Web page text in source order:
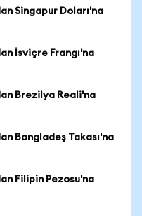
Singapur Doları'na
İsviçre Frangı'na
Brezilya Reali'na
Bangladeş Takası'na
Filipin Pezosu'na